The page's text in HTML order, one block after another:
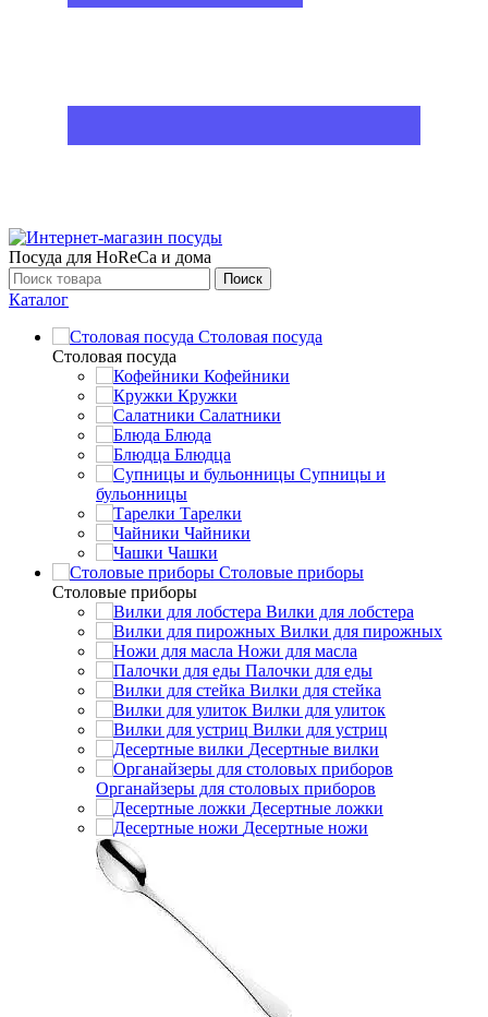
Посуда для HoReCa и дома
Поиск
Каталог
Столовая посуда
Столовая посуда
Кофейники
Кружки
Салатники
Блюда
Блюдца
Супницы и
бульонницы
Тарелки
Чайники
Чашки
Cтоловые приборы
Cтоловые приборы
Вилки для лобстера
Вилки для пирожных
Ножи для масла
Палочки для еды
Вилки для стейка
Вилки для улиток
Вилки для устриц
Десертные вилки
Органайзеры для столовых приборов
Десертные ложки
Десертные ножи